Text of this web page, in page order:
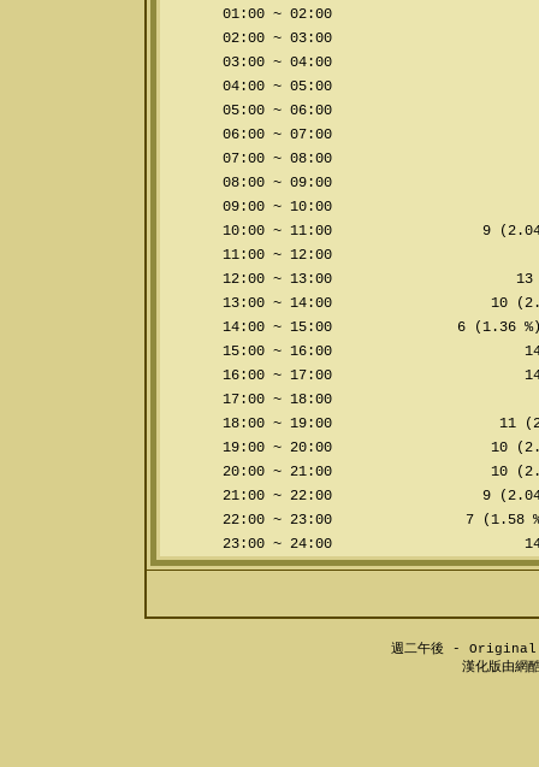
01:00 ~ 02:00
02:00 ~ 03:00
03:00 ~ 04:00
04:00 ~ 05:00
05:00 ~ 06:00
06:00 ~ 07:00
07:00 ~ 08:00
08:00 ~ 09:00
09:00 ~ 10:00
10:00 ~ 11:00
9
11:00 ~ 12:00
12:00 ~ 13:00
13
13:00 ~ 14:00
10
14:00 ~ 15:00
6 (1.36
15:00 ~ 16:00
16:00 ~ 17:00
17:00 ~ 18:00
18:00 ~ 19:00
11
19:00 ~ 20:00
10
20:00 ~ 21:00
10
21:00 ~ 22:00
9
22:00 ~ 23:00
7 (1.58
23:00 ~ 24:00
週二午後 -
漢化版由